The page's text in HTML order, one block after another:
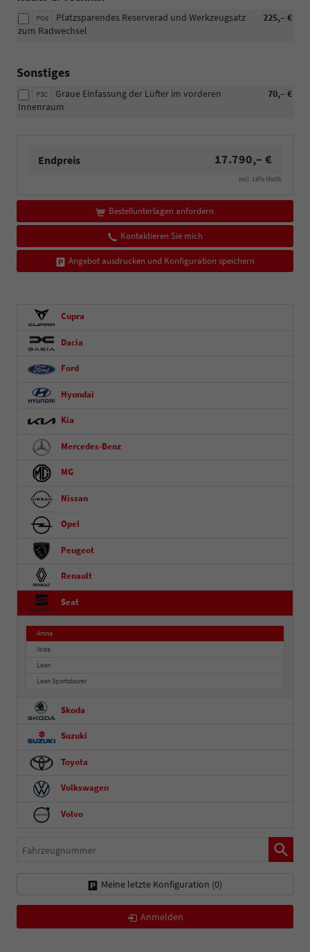
PG6 225,– €
Platzsparendes Reserverad und Werkzeugsatz
zum Radwechsel
Sonstiges
P3C 70,– €
Graue Einfassung der Lüfter im vorderen
Innenraum
Endpreis 17.790,– €
incl. 19% MwSt.
Bestellunterlagen anfordern
Kontaktieren Sie mich
Angebot ausdrucken und Konfiguration speichern
Cupra
Dacia
Ford
Hyundai
Kia
Mercedes-Benz
MG
Nissan
Opel
Peugeot
Renault
Seat
Arona
Ibiza
Leon
Leon Sportstourer
Skoda
Suzuki
Toyota
Volkswagen
Volvo
Fahrzeugnummer
Meine letzte Konfiguration (0)
Anmelden